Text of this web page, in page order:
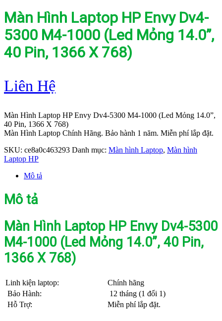
Màn Hình Laptop HP Envy Dv4-
5300 M4-1000 (Led Mỏng 14.0”,
40 Pin, 1366 X 768)
Liên Hệ
Màn Hình Laptop HP Envy Dv4-5300 M4-1000 (Led Mỏng 14.0”,
40 Pin, 1366 X 768)
Màn Hình Laptop Chính Hãng. Bảo hành 1 năm. Miễn phí lắp đặt.
SKU: ce8a0c463293 Danh mục: Màn hình Laptop, Màn hình
Laptop HP
Mô tả
Mô tả
Màn Hình Laptop HP Envy Dv4-5300
M4-1000 (Led Mỏng 14.0”, 40 Pin,
1366 X 768)
Linh kiện laptop:
Chính hãng
Bảo Hành:
12 tháng (1 đổi 1)
Hỗ Trợ:
Miễn phí lắp đặt.